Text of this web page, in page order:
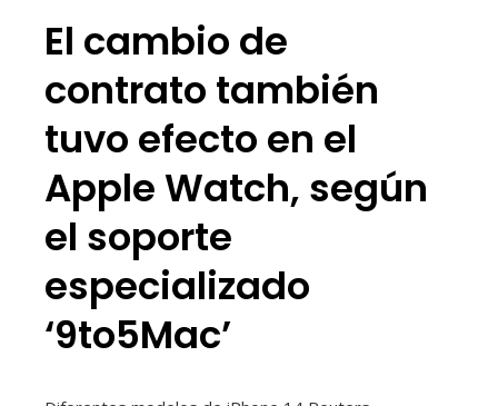
El cambio de
contrato también
tuvo efecto en el
Apple Watch, según
el soporte
especializado
‘9to5Mac’